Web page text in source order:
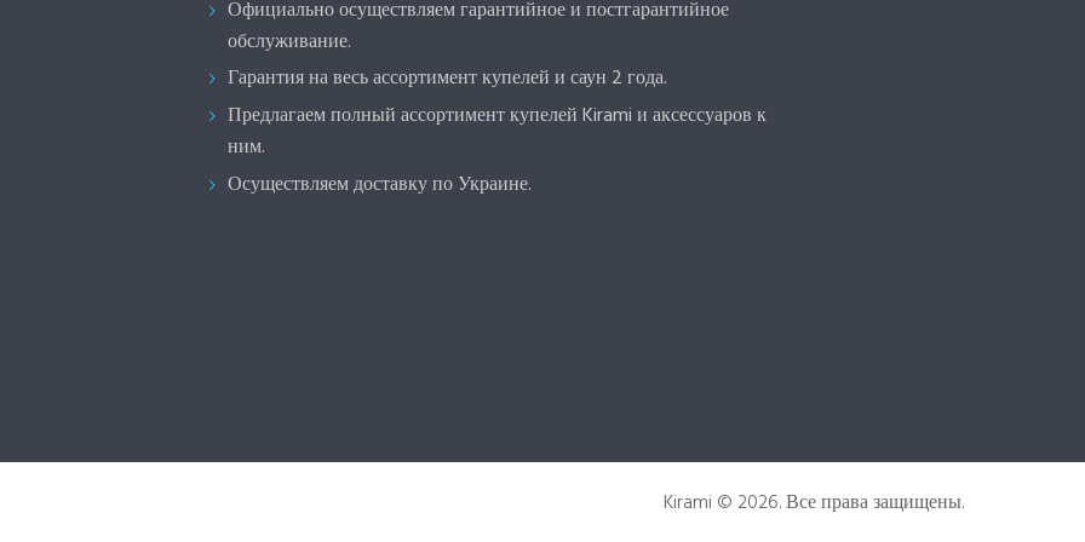
Официально осуществляем гарантийное и постгарантийное
обслуживание.
Гарантия на весь ассортимент купелей и саун 2 года.
Предлагаем полный ассортимент купелей Kirami и аксессуаров к
ним.
Осуществляем доставку по Украине.
Kirami © 2026. Все права защищены.